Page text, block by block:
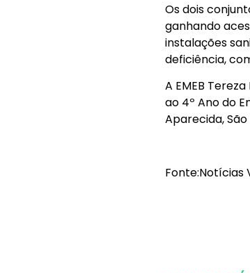
Os dois
ganhando
instalações
deficiência,
A EMEB
ao 4º Ano do
Aparecida,
Fonte:Notícias